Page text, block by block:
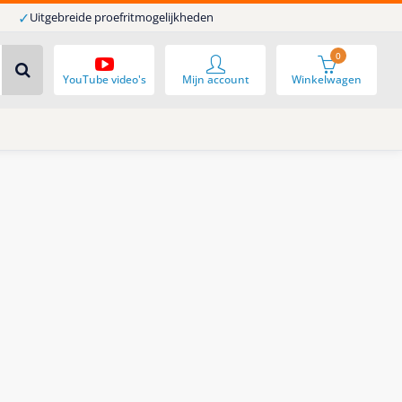
✓Uitgebreide proefritmogelijkheden
YouTube video's Winkelwagen
0
Mijn account